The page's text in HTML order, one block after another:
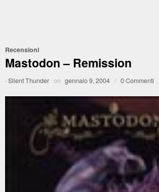
Recensioni
Mastodon – Remission
·Silent Thunder on gennaio 9, 2004 / 0 Commenti